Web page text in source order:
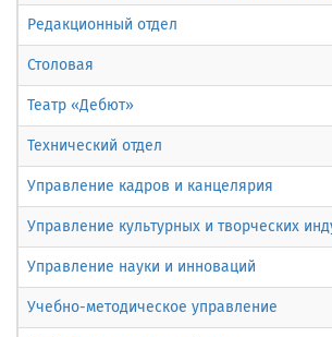
Редакционный отдел
Столовая
Театр «Дебют»
Технический отдел
Управление кадров и канцелярия
Управление культурных и творческих
Управление науки и инноваций
Учебно-методическое управление